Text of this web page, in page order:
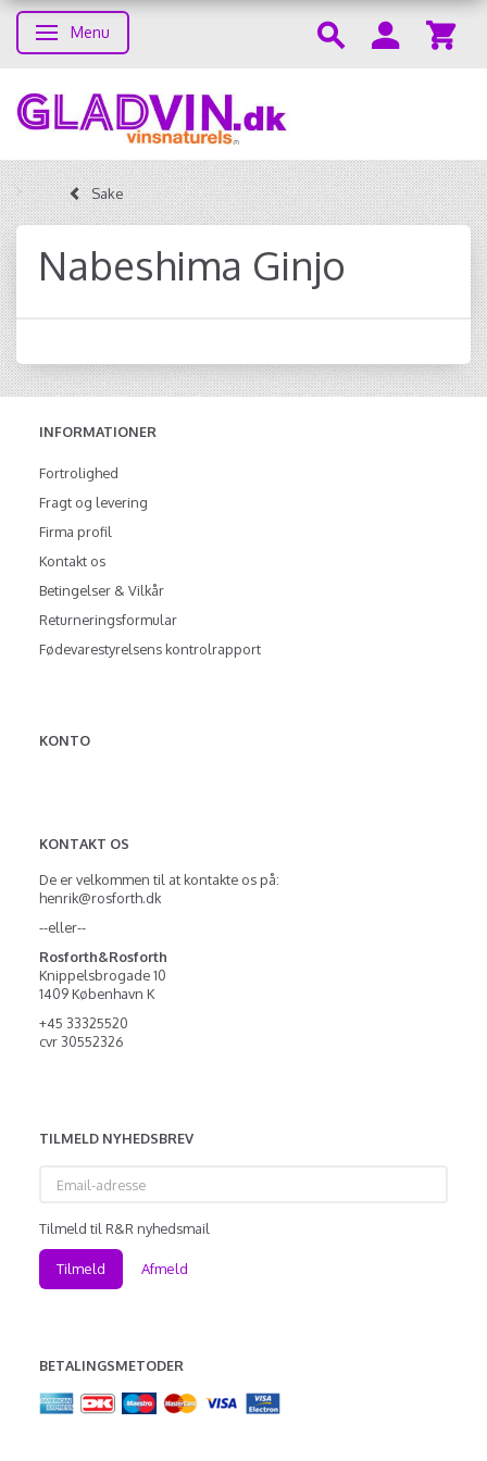
Skifte navigation
Menu
Sake
Nabeshima Ginjo
INFORMATIONER
Fortrolighed
Fragt og levering
Firma profil
Kontakt os
Betingelser & Vilkår
Returneringsformular
Fødevarestyrelsens kontrolrapport
KONTO
KONTAKT OS
De er velkommen til at kontakte os på:
henrik@rosforth.dk
--eller--
Rosforth&Rosforth
Knippelsbrogade 10
1409 København K
+45 33325520
cvr 30552326
TILMELD NYHEDSBREV
adresse
Tilmeld til R&R nyhedsmail
Tilmeld Afmeld
BETALINGSMETODER